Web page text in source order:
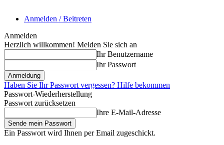
Anmelden / Beitreten
Anmelden
Herzlich willkommen! Melden Sie sich an
Ihr Benutzername
Ihr Passwort
Haben Sie Ihr Passwort vergessen? Hilfe bekommen
Passwort-Wiederherstellung
Passwort zurücksetzen
Ihre E-Mail-Adresse
Ein Passwort wird Ihnen per Email zugeschickt.